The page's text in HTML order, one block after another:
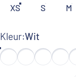
XS S M
Kleur
Kleur:Wit